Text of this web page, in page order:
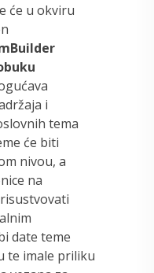
će u okviru
i
tema
će biti
nivou, a
na
date teme
te imale priliku